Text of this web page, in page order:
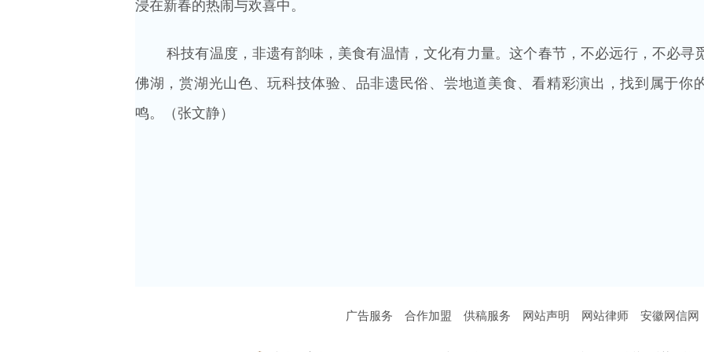
浸在新春的热闹与欢喜中。
科技有温度，非遗有韵味，美食有温情，文化有力量。这个春节，不必远行，不必寻
佛湖，赏湖光山色、玩科技体验、品非遗民俗、尝地道美食、看精彩演出，找到属于你
鸣。（张文静）
广告服务 合作加盟 供稿服务 网站声明 网站律师 安徽网信网